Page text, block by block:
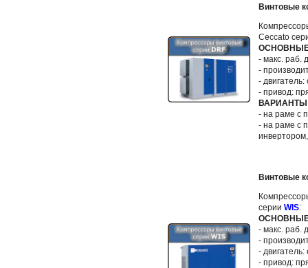
Винтовые
Ceccato
- макс. раб.
-
-
- привод:
- на раме с
- на раме с
Винтовые
серии WIS:
- макс. раб.
-
-
- привод: